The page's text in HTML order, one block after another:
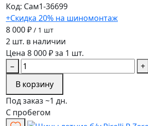
Код: Сам1-36699
+Скидка 20% на шиномонтаж
8 000 ₽ / 1 шт
2 шт. в наличии
Цена 8 000 ₽ за 1 шт.
−
+
В корзину
Под заказ ~1 дн.
С пробегом